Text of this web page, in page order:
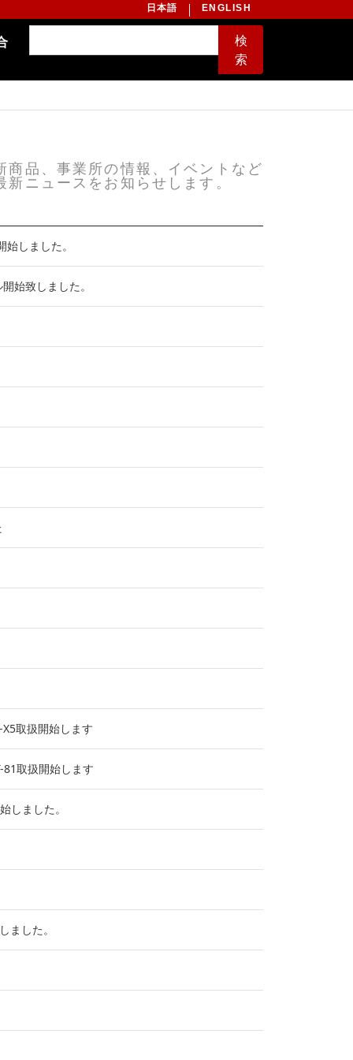
日本語 ENGLISH
検
索
商品、事業所の情報、イベントなど
新ニュースをお知らせします。
しました。
始致しました。
取扱開始します
取扱開始します
ました。
ました。